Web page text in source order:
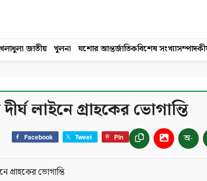
জাতীয় খুলনা যশোর আন্তর্জাতিকবিশেষ সংখ্যা
লাইনে গ্রাহকের ভোগান্তি
Facebook Tweet Pin অ-